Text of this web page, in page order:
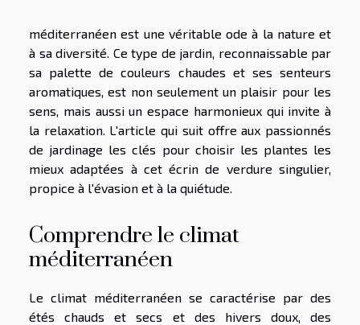
méditerranéen est une véritable ode à la nature et
à sa diversité. Ce type de jardin, reconnaissable par
sa palette de couleurs chaudes et ses senteurs
aromatiques, est non seulement un plaisir pour les
sens, mais aussi un espace harmonieux qui invite à
la relaxation. L'article qui suit offre aux passionnés
de jardinage les clés pour choisir les plantes les
mieux adaptées à cet écrin de verdure singulier,
propice à l'évasion et à la quiétude.
Comprendre le climat
méditerranéen
Le climat méditerranéen se caractérise par des
étés chauds et secs et des hivers doux, des